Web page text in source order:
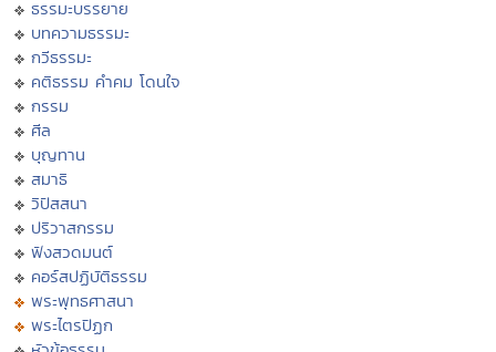
ธรรมะบรรยาย
บทความธรรมะ
กวีธรรมะ
คติธรรม คำคม โดนใจ
กรรม
ศีล
บุญทาน
สมาธิ
วิปัสสนา
ปริวาสกรรม
ฟังสวดมนต์
คอร์สปฏิบัติธรรม
พระพุทธศาสนา
พระไตรปิฏก